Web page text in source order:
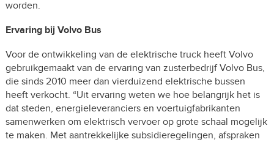
worden.
Ervaring bij Volvo Bus
Voor de ontwikkeling van de elektrische truck heeft Volvo
gebruikgemaakt van de ervaring van zusterbedrijf Volvo Bus,
die sinds 2010 meer dan vierduizend elektrische bussen
heeft verkocht. “Uit ervaring weten we hoe belangrijk het is
dat steden, energieleveranciers en voertuigfabrikanten
samenwerken om elektrisch vervoer op grote schaal mogelijk
te maken. Met aantrekkelijke subsidieregelingen, afspraken